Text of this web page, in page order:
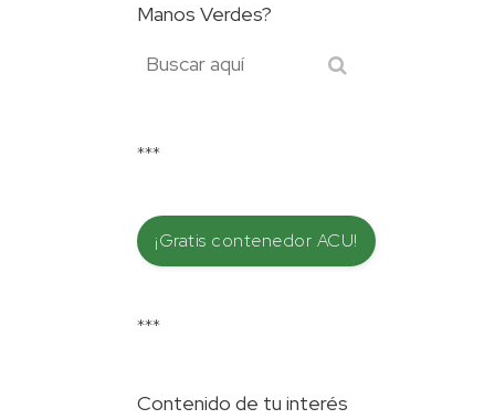
Manos Verdes?
***
¡Gratis contenedor ACU!
***
Contenido de tu interés